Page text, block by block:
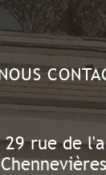
NOUS
29 rue de